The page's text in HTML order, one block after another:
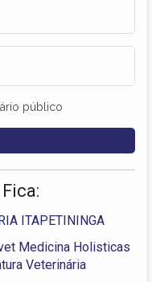
público
ITAPETININGA
Medicina Holisticas
Veterinária